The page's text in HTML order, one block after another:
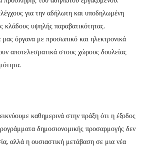
για την αδήλωτη και υποδηλωμένη
κλάδους υψηλής παραβατικότητας.
όργανα με προσωπικό και ηλεκτρονικά
αποτελεσματικά στους χώρους δουλείας
καθημερινά στην πράξη ότι η έξοδος
δημοσιονομικής προσαρμογής δεν
αλλά η ουσιαστική μετάβαση σε μια νέα